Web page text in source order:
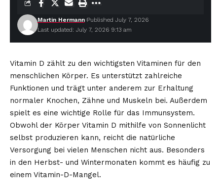
Last updated: July 7, 2026 9:13 am
Martin Hermann Published July 7, 2026
Vitamin D zählt zu den wichtigsten Vitaminen für den
menschlichen Körper. Es unterstützt zahlreiche
Funktionen und trägt unter anderem zur Erhaltung
normaler Knochen, Zähne und Muskeln bei. Außerdem
spielt es eine wichtige Rolle für das Immunsystem.
Obwohl der Körper Vitamin D mithilfe von Sonnenlicht
selbst produzieren kann, reicht die natürliche
Versorgung bei vielen Menschen nicht aus. Besonders
in den Herbst- und Wintermonaten kommt es häufig zu
einem Vitamin-D-Mangel.